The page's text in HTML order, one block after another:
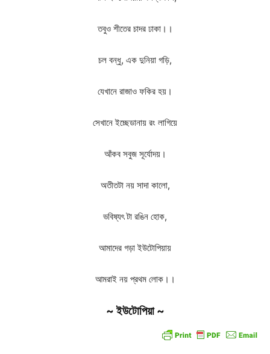
তবুও শীতের চাদর ঢাকা।।
চল বন্ধু, এক দুনিয়া গড়ি,
যেখানে রাজাও ফকির হয়।
সেখানে ইচ্ছেডানায় রং লাগিয়ে
আঁকব সবুজ সূর্যোদয়।
অতীতটা নয় সাদা কালো,
ভবিষ্যৎ টা রঙিন হোক,
আমাদের গড়া ইউটোপিয়ায়
আমরাই নয় প্রথম লোক।।
~ ইউটোপিয়া ~